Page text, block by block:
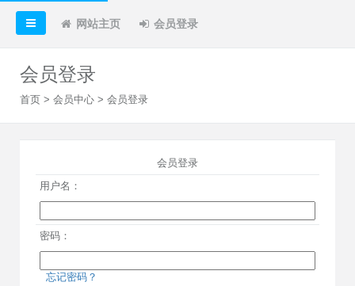
网站主页 会员登录
会员登录
首页 > 会员中心 > 会员登录
会员登录
用户名：
密码：
忘记密码？